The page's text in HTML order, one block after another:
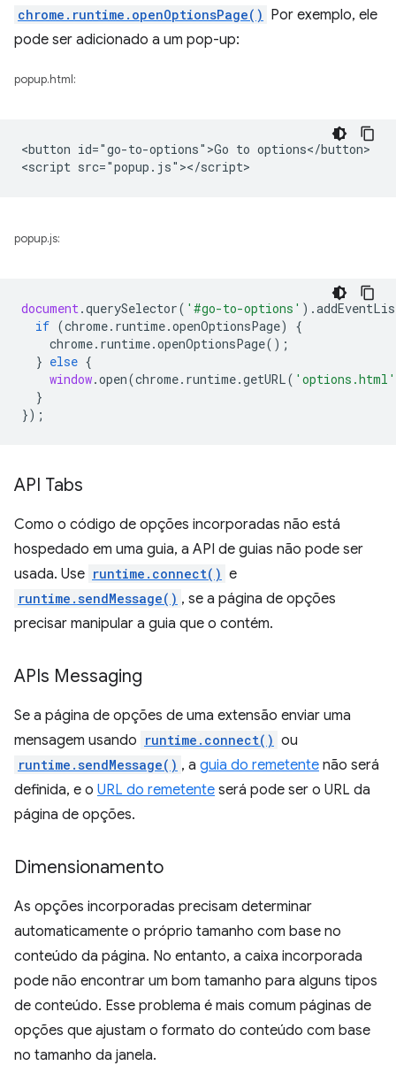
chrome.runtime.openOptionsPage() Por exemplo, ele
pode ser adicionado a um pop-up:
popup.html:
<button id="go-to-options">Go to options</button>
popup.js:
document .querySelector( '#go-to-options' ).
if (chrome. runtime.openOptionsPage)
{
chrome. runtime.openOptionsPage();
} else {
window.open(chrome. runtime.getURL( 'options.html'
}
});
API Tabs
Como o código de opções incorporadas não está
hospedado em uma guia, a API de guias não pode ser
usada. Use runtime.connect() e
runtime.sendMessage() , se a página de opções
precisar manipular a guia que o contém.
APIs Messaging
Se a página de opções de uma extensão enviar uma
mensagem usando runtime.connect() ou
runtime.sendMessage() , a guia do remetente não será
definida, e o URL do remetente será pode ser o URL da
página de opções.
Dimensionamento
As opções incorporadas precisam determinar
automaticamente o próprio tamanho com base no
conteúdo da página. No entanto, a caixa incorporada
pode não encontrar um bom tamanho para alguns tipos
de conteúdo. Esse problema é mais comum páginas de
opções que ajustam o formato do conteúdo com base
no tamanho da janela.